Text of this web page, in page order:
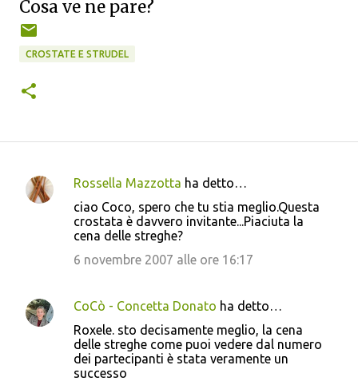
Cosa ve ne pare?
CROSTATE E STRUDEL
C
n
t
Rossella Mazzotta ha detto…
ciao Coco, spero che tu stia meglio.Questa
crostata è davvero invitante...Piaciuta la
cena delle streghe?
6 novembre 2007 alle ore 16:17
CoCò - Concetta Donato ha detto…
Roxele. sto decisamente meglio, la cena
delle streghe come puoi vedere dal numero
dei partecipanti è stata veramente un
successo